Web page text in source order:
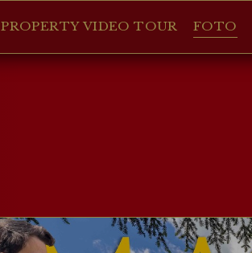
PROPERTY VIDEO TOUR FOTO